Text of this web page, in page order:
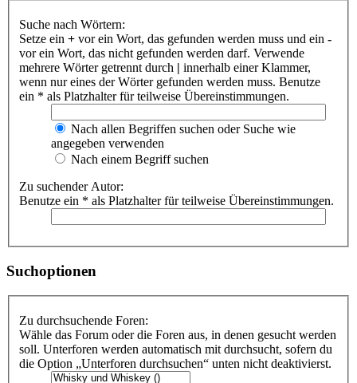
Suche nach Wörtern:
Setze ein + vor ein Wort, das gefunden werden muss und ein -
vor ein Wort, das nicht gefunden werden darf. Verwende
mehrere Wörter getrennt durch | innerhalb einer Klammer,
wenn nur eines der Wörter gefunden werden muss. Benutze
ein * als Platzhalter für teilweise Übereinstimmungen.
Nach allen Begriffen suchen oder Suche wie
angegeben verwenden
Nach einem Begriff suchen
Zu suchender Autor:
Benutze ein * als Platzhalter für teilweise Übereinstimmungen.
Suchoptionen
Zu durchsuchende Foren:
Wähle das Forum oder die Foren aus, in denen gesucht werden
soll. Unterforen werden automatisch mit durchsucht, sofern du
die Option „Unterforen durchsuchen“ unten nicht deaktivierst.